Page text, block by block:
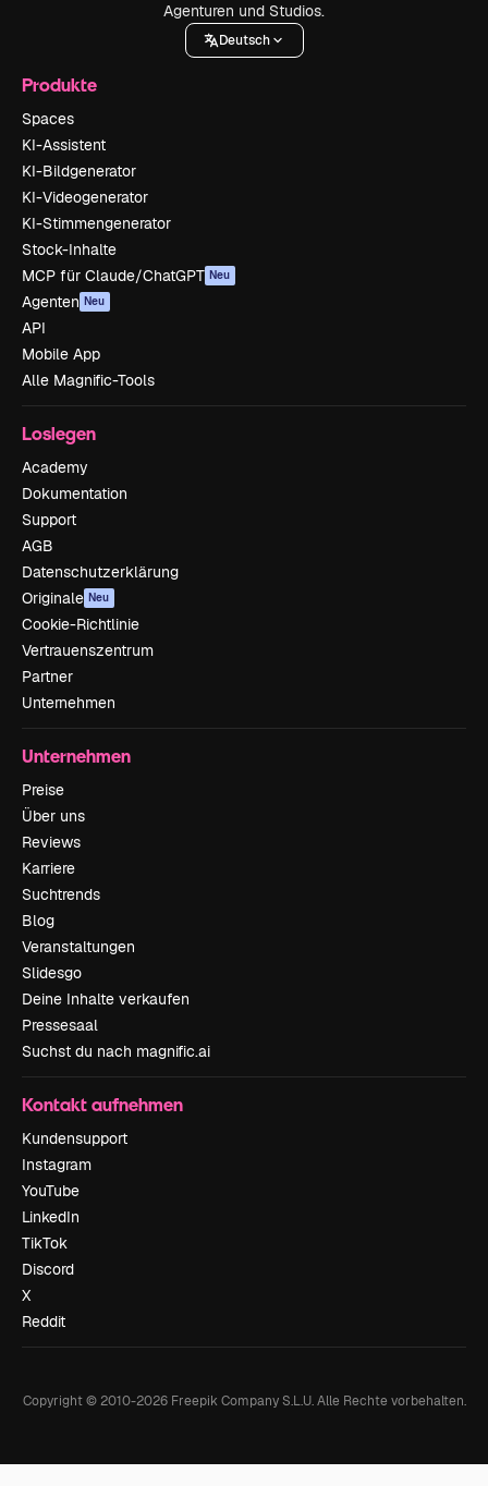
Agenturen und Studios.
Deutsch
Produkte
Spaces
KI-Assistent
KI-Bildgenerator
KI-Videogenerator
KI-Stimmengenerator
Stock-Inhalte
MCP für Claude/ChatGPT Neu
Agenten Neu
API
Mobile App
Alle Magnific-Tools
Loslegen
Academy
Dokumentation
Support
AGB
Datenschutzerklärung
Originale Neu
Cookie-Richtlinie
Vertrauenszentrum
Partner
Unternehmen
Unternehmen
Preise
Über uns
Reviews
Karriere
Suchtrends
Blog
Veranstaltungen
Slidesgo
Deine Inhalte verkaufen
Pressesaal
Suchst du nach magnific.ai
Kontakt aufnehmen
Kundensupport
Instagram
YouTube
LinkedIn
TikTok
Discord
X
Reddit
Copyright © 2010-2026Freepik Company S.L.U. Alle Rechte vorbehalten.